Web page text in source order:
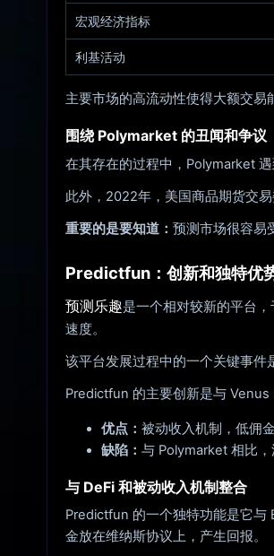
宏观经济指标
利基活动
主要市场的高流动性使得大额交易
围绕 Polymarket 的丑闻和争议
在其存在的过程中，Polymarket
此外，2022年，美国商品期货交
重要的是要知道： 预测市场很容易
Predictfun：创新和独特优
预测乐趣是一个相对较新的平台
速度。
该平台发展过程中的一个关键事件
Predictfun 的主要创新是与 Venus
优点： 被动收入机制，低佣
缺陷： 与 Polymarket 相比
与 DeFi 和被动收入机制整合
Predictfun 的一个独特功能是它与
金放在维纳斯协议上，产生回报。